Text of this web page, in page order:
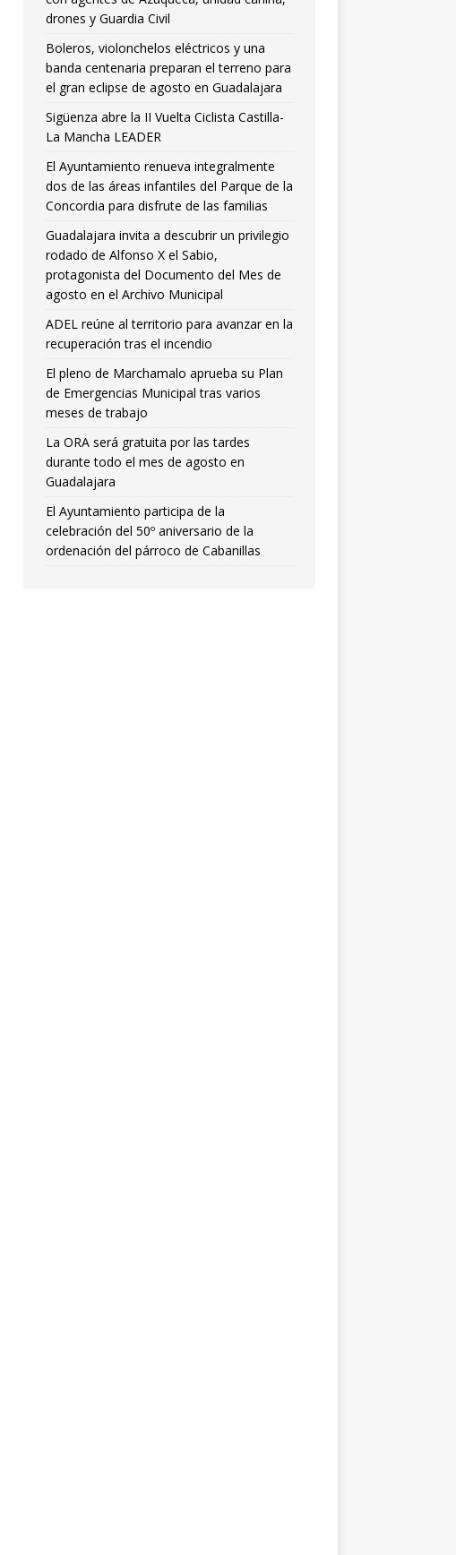
drones y Guardia Civil
Boleros, violonchelos eléctricos y una
banda centenaria preparan el terreno para
el gran eclipse de agosto en Guadalajara
Sigüenza abre la II Vuelta Ciclista Castilla-
La Mancha LEADER
El Ayuntamiento renueva integralmente
dos de las áreas infantiles del Parque de la
Concordia para disfrute de las familias
Guadalajara invita a descubrir un privilegio
rodado de Alfonso X el Sabio,
protagonista del Documento del Mes de
agosto en el Archivo Municipal
ADEL reúne al territorio para avanzar en la
recuperación tras el incendio
El pleno de Marchamalo aprueba su Plan
de Emergencias Municipal tras varios
meses de trabajo
La ORA será gratuita por las tardes
durante todo el mes de agosto en
Guadalajara
El Ayuntamiento participa de la
celebración del 50º aniversario de la
ordenación del párroco de Cabanillas